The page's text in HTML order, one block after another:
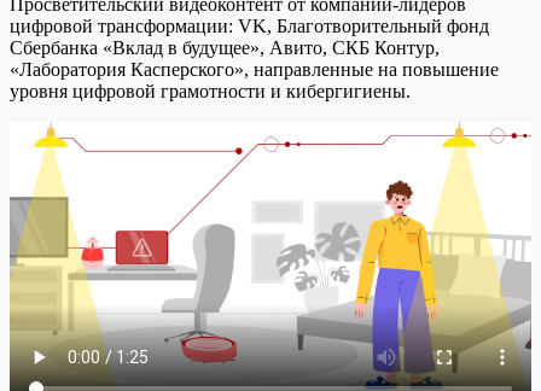
цифровой трансформации: VK, Благотворительный фонд
Сбербанка «Вклад в будущее», Авито, СКБ Контур,
«Лаборатория Касперского», направленные на повышение
уровня цифровой грамотности и кибергигиены.